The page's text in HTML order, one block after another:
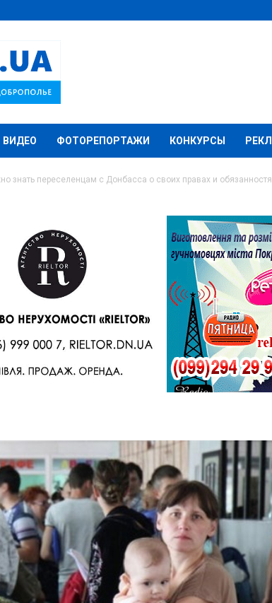
ВИДЕО ФОТОРЕПОРТАЖИ КОНКУРСЫ
знать переселенцам с Донбасса о своих правах и
знать
правах и